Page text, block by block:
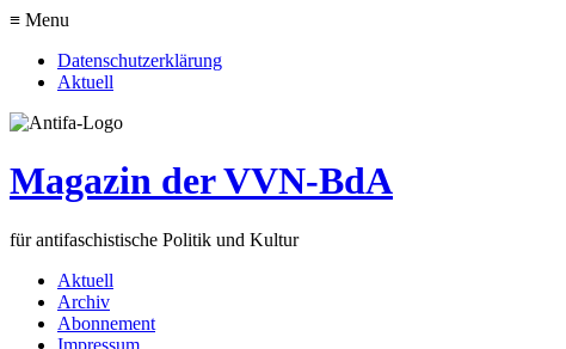
≡ Menu
Datenschutzerklärung
Aktuell
Magazin der VVN-BdA
für antifaschistische Politik und Kultur
Aktuell
Archiv
Abonnement
Impressum